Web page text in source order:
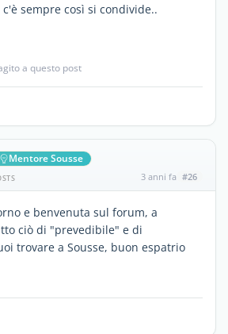
sempre così si condivide..
a questo post
Mentore Sousse
3 anni fa #26
e benvenuta sul forum, a
ciò di "prevedibile" e di
trovare a Sousse, buon espatrio